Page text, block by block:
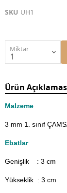
SKU UH1
Miktar
Ürün
Malzeme
3 mm 1. sınıf
Ebatlar
Genişlik : 3 cm
Yükseklik : 3 cm